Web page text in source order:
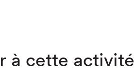
à cette activité